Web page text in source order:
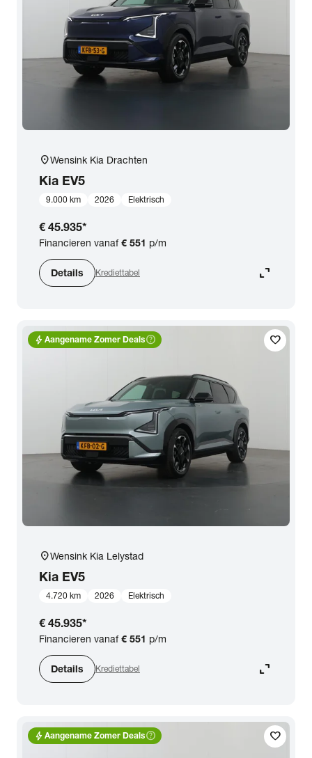
location_onWensink Kia Drachten
Kia EV5
9.000 km 2026 Elektrisch
€ 45.935*
Financieren vanaf€ 551 p/m
Details Krediettabel expand_content
favorite
bolt Aangename Zomer Dealshelp_outline
location_onWensink Kia Lelystad
Kia EV5
4.720 km 2026 Elektrisch
€ 45.935*
Financieren vanaf€ 551 p/m
Details Krediettabel expand_content
favorite
bolt Aangename Zomer Dealshelp_outline